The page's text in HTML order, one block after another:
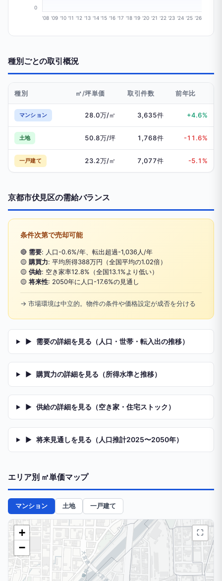
0
'08 '09 '10 '11 '12 '13 '14 '15 '16 '17 '18 '19 '20 '21 '22 '23 '24 '25 '26
種別ごとの取引概況
種別 ㎡/坪単価 取引件数 前年比
マンション 28.0万/㎡ 3,635件 +4.6%
土地 50.8万/坪 1,768件 -11.6%
一戸建て 23.2万/㎡ 7,077件 -5.1%
京都市伏見区の需給バランス
条件次第で売却可能
🔴 需要: 人口-0.6%/年、転出超過-1,036人/年
🟡 購買力: 平均所得388万円（全国平均の1.02倍）
🟡 供給: 空き家率12.8%（全国13.1%より低い）
🟡 将来性: 2050年に人口-17.6%の見通し
→ 市場環境は中立的。物件の条件や価格設定が成否を分ける
▶ 需要の詳細を見る（人口・世帯・転入出の推移）
▶ 購買力の詳細を見る（所得水準と推移）
▶ 供給の詳細を見る（空き家・住宅ストック）
▶ 将来見通しを見る（人口推計2025〜2050年）
エリア別 ㎡単価マップ
マンション 土地 一戸建て
+
−
⛶